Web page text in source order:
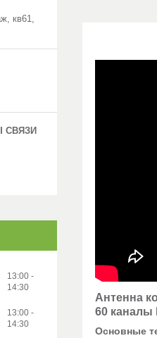
Антенна
60 каналы
Основные
кв61,
13:00
14:30
13:00
14:30